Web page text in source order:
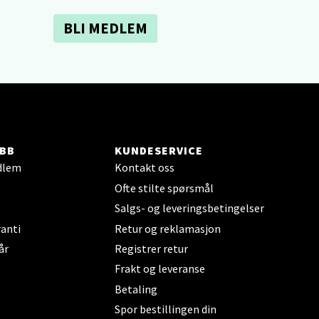
BLI MEDLEM
KUNDESERVICE
Kontakt oss
Ofte stilte spørsmål
Salgs- og leveringsbetingelser
Retur og reklamasjon
Registrer retur
Frakt og leveranse
Betaling
Spor bestillingen din